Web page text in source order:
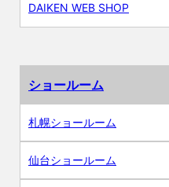
DAIKEN WEB SHOP
ショールーム
札幌ショールーム
仙台ショールーム